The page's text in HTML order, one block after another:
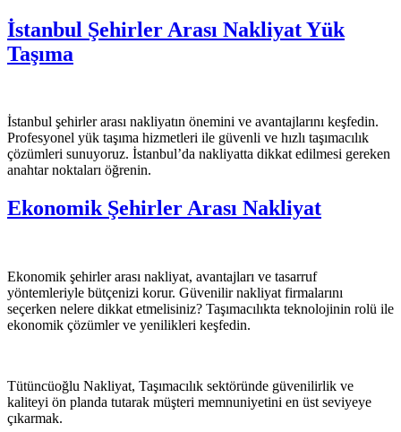
İstanbul Şehirler Arası Nakliyat Yük
Taşıma
İstanbul şehirler arası nakliyatın önemini ve avantajlarını keşfedin.
Profesyonel yük taşıma hizmetleri ile güvenli ve hızlı taşımacılık
çözümleri sunuyoruz. İstanbul’da nakliyatta dikkat edilmesi gereken
anahtar noktaları öğrenin.
Ekonomik Şehirler Arası Nakliyat
Ekonomik şehirler arası nakliyat, avantajları ve tasarruf
yöntemleriyle bütçenizi korur. Güvenilir nakliyat firmalarını
seçerken nelere dikkat etmelisiniz? Taşımacılıkta teknolojinin rolü ile
ekonomik çözümler ve yenilikleri keşfedin.
Tütüncüoğlu Nakliyat, Taşımacılık sektöründe güvenilirlik ve
kaliteyi ön planda tutarak müşteri memnuniyetini en üst seviyeye
çıkarmak.